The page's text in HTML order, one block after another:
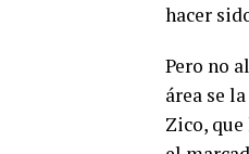
hacer
Pero no
área se
Zico,